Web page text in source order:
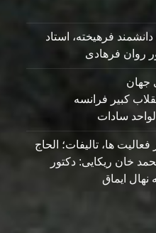
فرهیخته، استاد
روان فرهادی
جهان
کبیر فرانسه
سادات
ها، تالیفات؛ الحاج
خان ریکایی: دکتور
نهال ایماق